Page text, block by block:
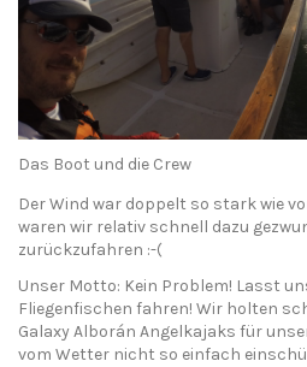
Das Boot und die Crew
Der Wind war doppelt so stark wie
waren wir relativ schnell dazu
zurückzufahren :-(
Unser Motto: Kein Problem! Lasst
Fliegenfischen fahren! Wir holten
Galaxy Alborán Angelkajaks für
vom Wetter nicht so einfach